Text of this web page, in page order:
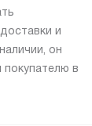
и
он
в